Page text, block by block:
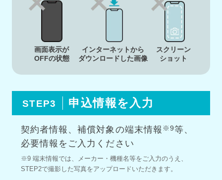
画面表示が
OFFの状態
インターネットから
ダウンロードした画像
スクリーン
ショット
STEP3 申込情報を入力
契約者情報、補償対象の端末情報 ※9等、
必要情報をご入力ください
※9 端末情報では、メーカー・機種名等をご入力のうえ、
STEP2で撮影した写真をアップロードいただきます。